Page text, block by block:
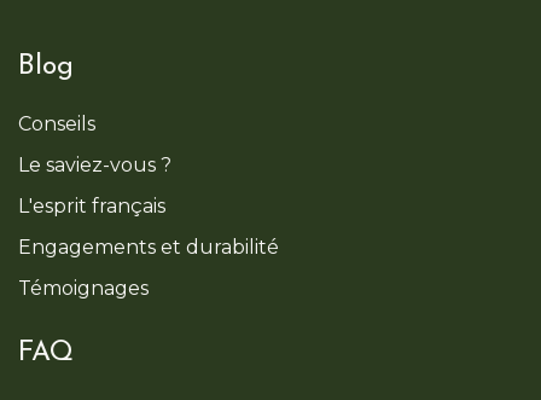
Blog
Conseils
Le saviez-vous ?
L'esprit français
Engagements et durabilité
Témoignages
FAQ